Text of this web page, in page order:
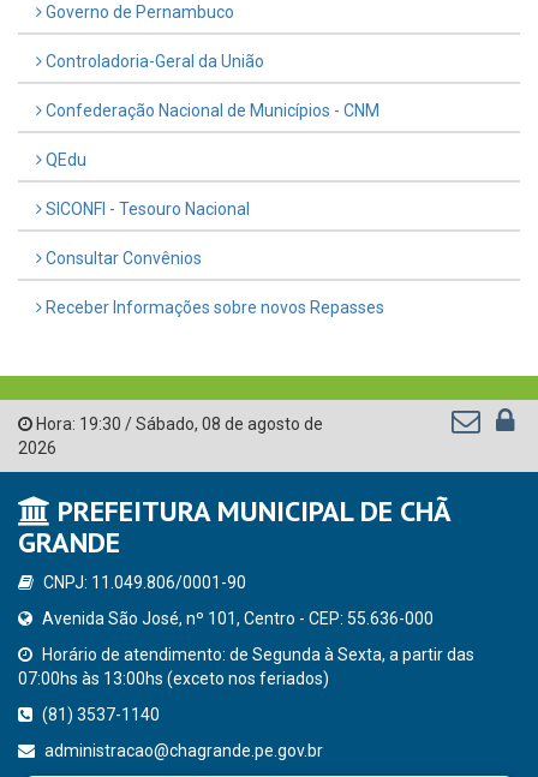
Governo de Pernambuco
Controladoria-Geral da União
Confederação Nacional de Municípios - CNM
QEdu
SICONFI - Tesouro Nacional
Consultar Convênios
Receber Informações sobre novos Repasses
Hora: 19:30 /Sábado, 08 de agosto de
2026
PREFEITURA MUNICIPAL DE CHÃ
GRANDE
CNPJ: 11.049.806/0001-90
Avenida São José, nº 101, Centro - CEP: 55.636-000
Horário de atendimento: de Segunda à Sexta, a partir das
07:00hs às 13:00hs (exceto nos feriados)
(81) 3537-1140
administracao@chagrande.pe.gov.br